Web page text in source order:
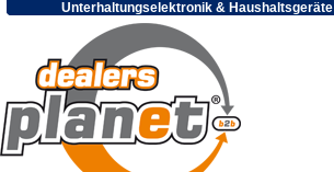
Unterhaltungselektronik & Haushaltsgeräte